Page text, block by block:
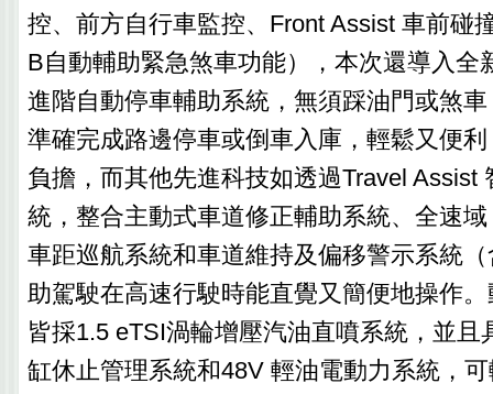
控、前方自行車監控、Front Assist 車前碰
B自動輔助緊急煞車功能），本次還導入全
進階自動停車輔助系統，無須踩油門或煞
準確完成路邊停車或倒車入庫，輕鬆又便
負擔，而其他先進科技如透過Travel Assist
統，整合主動式車道修正輔助系統、全速
車距巡航系統和車道維持及偏移警示系統
助駕駛在高速行駛時能直覺又簡便地操作
皆採1.5 eTSI渦輪增壓汽油直噴系統，並且
缸休止管理系統和48V 輕油電動力系統，